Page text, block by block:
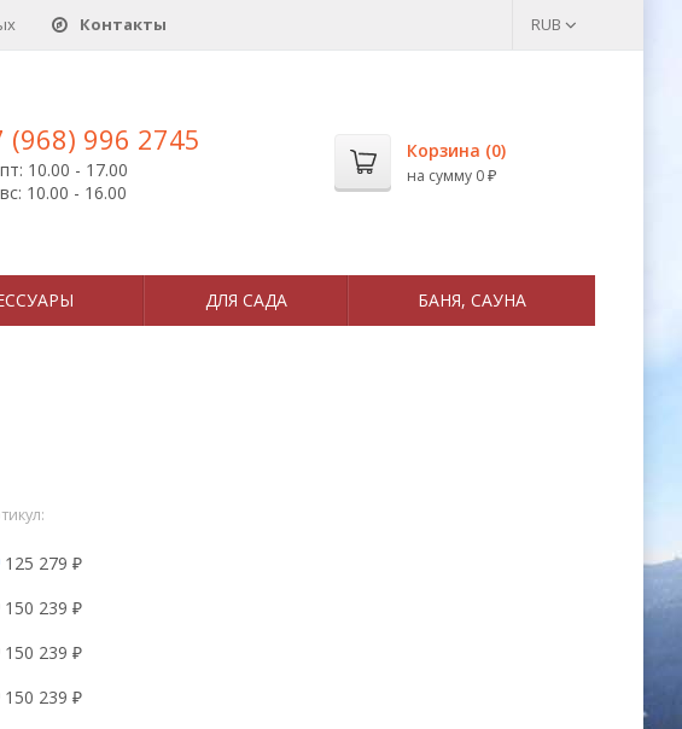
Контакты RUB
(968) 996 2745
10.00 - 17.00
10.00 - 16.00
Корзина (0)
на сумму 0 ₽
ДЛЯ САДА БАНЯ, САУНА
125 279 ₽
150 239 ₽
150 239 ₽
150 239 ₽